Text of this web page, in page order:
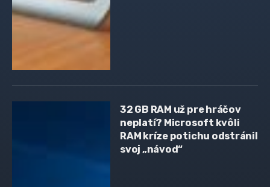
32 GB RAM už pre hráčov
neplatí? Microsoft kvôli
RAM kríze potichu odstránil
svoj „návod“